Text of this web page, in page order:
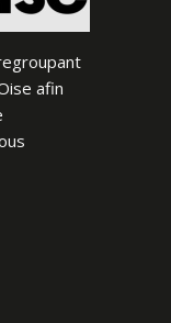
afin